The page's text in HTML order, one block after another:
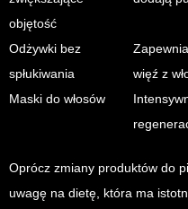
objętość
Odżywki bez
spłukiwania
więź z
Maski do włosów
Oprócz zmiany produktów do
uwagę na dietę, która ma